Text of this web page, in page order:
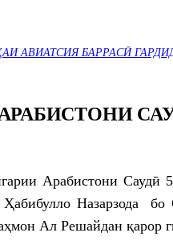
АВИАТСИЯ БАРРАСӢ
Арабистони Саудӣ 5
Назарзода
Ал Решайдан қарор